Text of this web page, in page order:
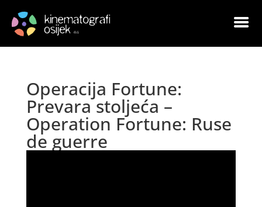
Operacija Fortune:
Prevara stoljeća –
Operation Fortune: Ruse
de guerre